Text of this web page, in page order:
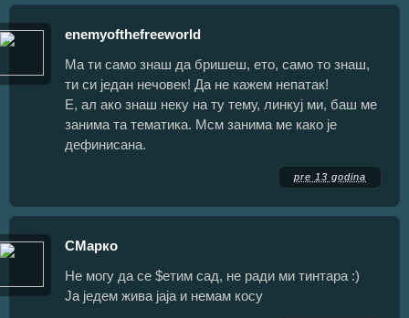
enemyofthefreeworld
Ма ти само знаш да бришеш, ето, само то знаш,
ти си један нечовек! Да не кажем непатак!
Е, ал ако знаш неку на ту тему, линкуј ми, баш ме
занима та тематика. Мсм занима ме како је
дефинисана.
pre 13 godina
СМарко
Не могу да се $етим сад, не ради ми тинтара :)
Ја једем жива јаја и немам косу